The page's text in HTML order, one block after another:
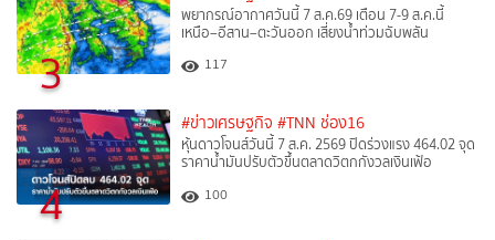
3
พยากรณ์อากาศวันนี้ 7 ส.ค.69 เตือน 7-9 ส.ค.นี้
เหนือ–อีสาน–ตะวันออก เสี่ยงน้ำท่วมฉับพลัน
117
4
#ข่าวเศรษฐกิจ #TNN ช่อง16
หุ้นดาวโจนส์วันนี้ 7 ส.ค. 2569 ปิดร่วงแรง 464.02 จุด
ราคาน้ำมันปรับตัวขึ้นตลาดวิตกกังวลเงินเฟ้อ
100